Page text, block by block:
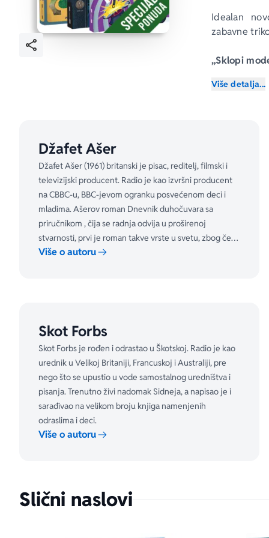
Idealan
zabavne
„Sklopi
Napravi
Bez lepka,
Odlomak iz
„101 super
Savladaj
iluzije ili
smeha!
Oduvek
Više detalja...
Džafet Ašer
Džafet Ašer (1961) britanski je pisac, reditelj, filmski i
televizijski producent. Radio je kao izvršni producent
na CBBC-u, BBC-jevom ogranku posvećenom deci i
mladima. Ašerov roman Dnevnik duhočuvara sa
priručnikom , čija se radnja odvija u proširenoj
stvarnosti, prvi je roman takve vrste u svetu, zbog čega
je 2018.
Više o autoru
Skot Forbs
Skot Forbs je rođen i odrastao u Škotskoj. Radio je kao
urednik u Velikoj Britaniji, Francuskoj i Australiji, pre
nego što se upustio u vode samostalnog uredništva i
pisanja. Trenutno živi nadomak Sidneja, a napisao je i
sarađivao na velikom broju knjiga namenjenih
odraslima i deci.
Više o autoru
Slični naslovi